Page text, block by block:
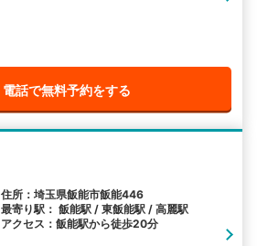
電話で無料予約をする
住所：埼玉県飯能市飯能446
最寄り駅： 飯能駅 / 東飯能駅 / 高麗駅
アクセス：飯能駅から徒歩20分